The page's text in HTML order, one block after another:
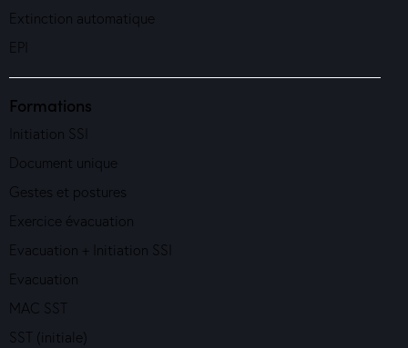
Extinction automatique
EPI
Formations
Initiation SSI
Document unique
Gestes et postures
Exercice évacuation
Evacuation + Initiation SSI
Evacuation
MAC SST
SST (initiale)